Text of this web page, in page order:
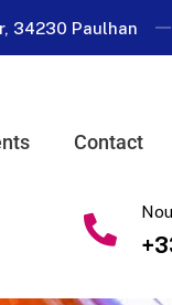
34230 Paulhan
Contact